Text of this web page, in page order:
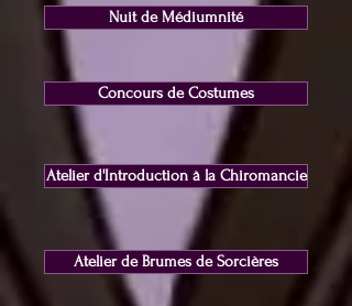
Nuit de Médiumnité
Concours de Costumes
Atelier d'Introduction à la Chiromancie
Atelier de Brumes de Sorcières